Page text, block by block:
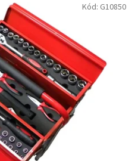
Kód: G10850